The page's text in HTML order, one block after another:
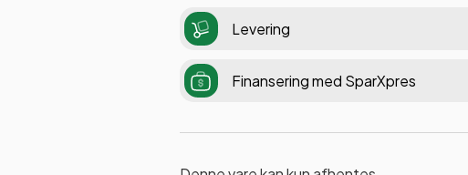
Levering
Finansering med SparXpres